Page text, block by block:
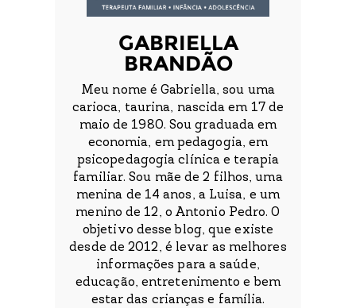
GABRIELLA
BRANDÃO
Meu nome é Gabriella, sou uma
carioca, taurina, nascida em 17 de
maio de 1980. Sou graduada em
economia, em pedagogia, em
psicopedagogia clínica e terapia
familiar. Sou mãe de 2 filhos, uma
menina de 14 anos, a Luisa, e um
menino de 12, o Antonio Pedro. O
objetivo desse blog, que existe
desde de 2012, é levar as melhores
informações para a saúde,
educação, entretenimento e bem
estar das crianças e família.